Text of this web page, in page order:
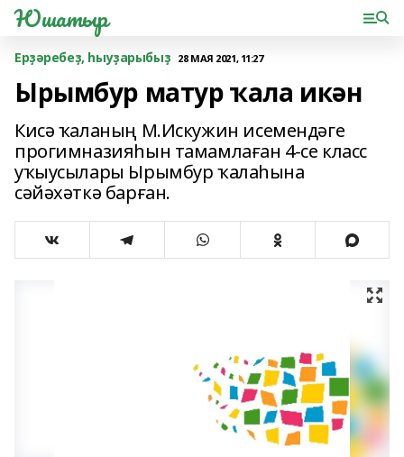
Юшатыр
Ерҙәребеҙ, һыуҙарыбыҙ 28 МАЯ 2021, 11:27
Ырымбур матур ҡала икән
Кисә ҡаланың М.Искужин исемендәге
прогимназияһын тамамлаған 4-се класс
уҡыусылары Ырымбур ҡалаһына
сәйәхәткә барған.